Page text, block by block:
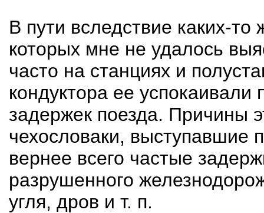
В пути вследствие каких-
которых мне не удалось
часто на станциях и
кондуктора ее
задержек поезда. Причины
чехословаки, выступавшие
вернее всего частые
разрушенного
угля, дров и т. п.